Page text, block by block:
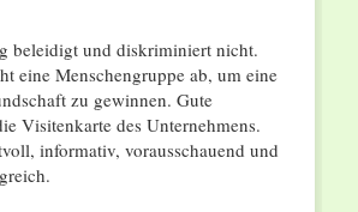
beleidigt und diskriminiert nicht.
eine Menschengruppe ab, um eine
zu gewinnen. Gute
Visitenkarte des Unternehmens.
informativ, vorausschauend und